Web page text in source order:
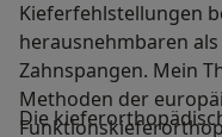
Kieferfehlstellungen
herausnehmbaren
Zahnspangen. Mein
Methoden der
Die